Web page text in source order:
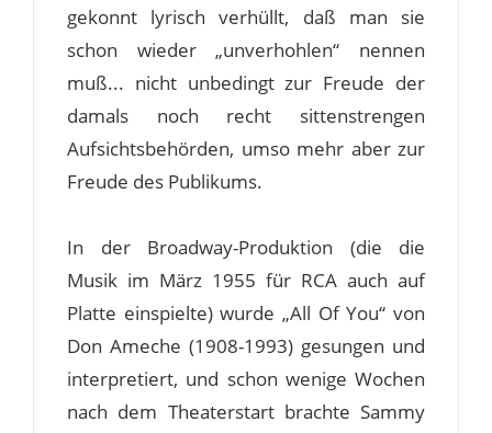
gekonnt lyrisch verhüllt, daß man sie
schon wieder „unverhohlen“ nennen
muß... nicht unbedingt zur Freude der
damals noch recht sittenstrengen
Aufsichtsbehörden, umso mehr aber zur
Freude des Publikums.
In der Broadway-Produktion (die die
Musik im März 1955 für RCA auch auf
Platte einspielte) wurde „All Of You“ von
Don Ameche (1908-1993) gesungen und
interpretiert, und schon wenige Wochen
nach dem Theaterstart brachte Sammy